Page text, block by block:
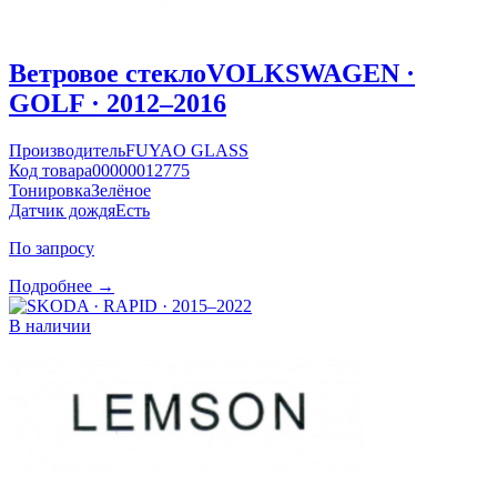
Ветровое стеклоVOLKSWAGEN ·
GOLF · 2012–2016
ПроизводительFUYAO GLASS
Код товара00000012775
ТонировкаЗелёное
Датчик дождяЕсть
По запросу
Подробнее →
В наличии